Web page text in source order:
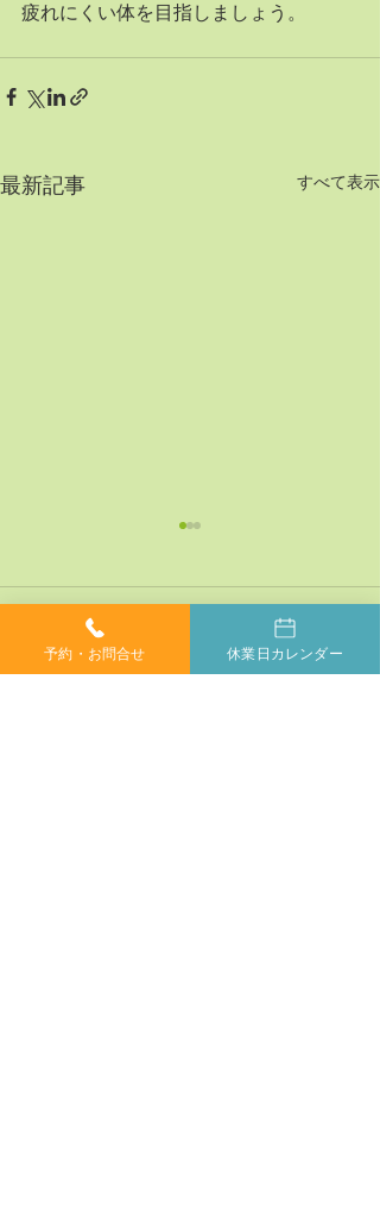
疲れにくい体を目指しましょう。
最新記事 すべて表示
コメント
予約・お問合せ 休業日カレンダー